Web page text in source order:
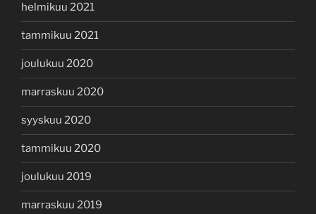
helmikuu 2021
tammikuu 2021
joulukuu 2020
marraskuu 2020
syyskuu 2020
tammikuu 2020
joulukuu 2019
marraskuu 2019